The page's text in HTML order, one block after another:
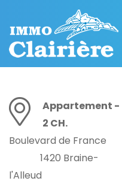
Appartement -
2 CH.
Boulevard de France
1420 Braine-
l'Alleud